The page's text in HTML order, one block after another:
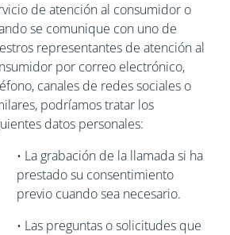
de atención al consumidor o
se comunique con uno de
representantes de atención al
por correo electrónico,
canales de redes sociales o
podríamos tratar los
datos personales:
• La grabación de la llamada si ha
prestado su consentimiento
previo cuando sea necesario.
• Las preguntas o solicitudes que